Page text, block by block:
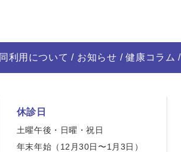
利用について お知らせ 健康コラム
休診日
土曜午後・日曜・祝日
年末年始（12月30日〜1月3日）